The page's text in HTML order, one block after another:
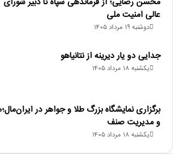
عالی امنیت ملی
دوشنبه ۱۹ مرداد ۱۴۰۵
جدایی دو یار دیرینه از نتانیاهو
یکشنبه ۱۸ مرداد ۱۴۰۵
برگزاری نمایشگاه بزرگ طلا و جواهر در
و مدیریت صنف
یکشنبه ۱۸ مرداد ۱۴۰۵